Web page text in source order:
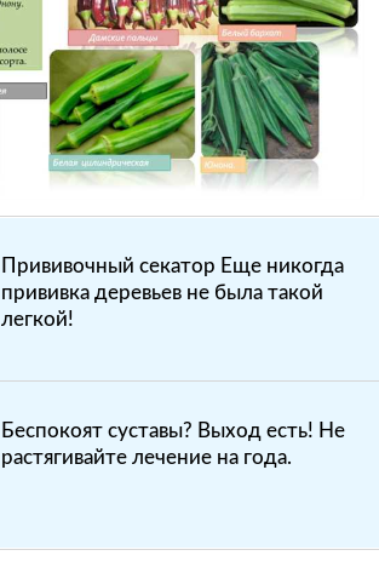
Прививочный секатор Еще никогда
прививка деревьев не была такой
легкой!
Беспокоят суставы? Выход есть! Не
растягивайте лечение на года.